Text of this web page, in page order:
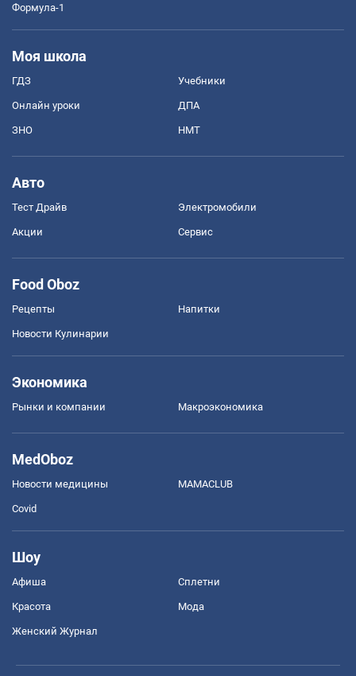
Формула-1
Моя школа
ГДЗ Учебники
Онлайн уроки ДПА
ЗНО НМТ
Авто
Тест Драйв Электромобили
Акции Сервис
Food Oboz
Рецепты Напитки
Новости Кулинарии
Экономика
Рынки и компании Mакроэкономика
MedOboz
Новости медицины MAMACLUB
Covid
Шоу
Афиша Сплетни
Красота Мода
Женский Журнал